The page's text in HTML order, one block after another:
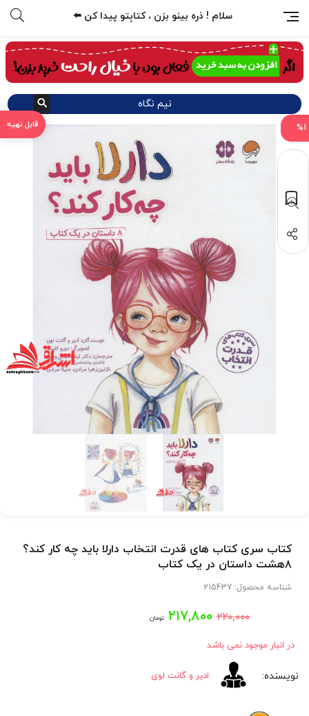
سلام ! ذره بینو بزن ، کتابِتو پیدا کن ⬅️
نیم نگاه
کتاب سری کتاب های قدرت انتخاب دارلا باید چه کار کند؟
۸هشت داستان در یک کتاب
شناسه محصول: 215437
۲۲۰,۰۰۰ قیمت
اصلی:
۲۲۰,۰۰۰
۲۱۷,۸۰۰ تومانقیمت
در انبار موجود نمی باشد
ادیر و گانت لوی